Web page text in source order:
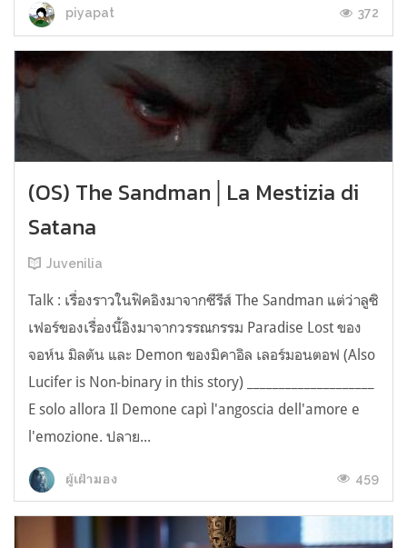
piyapat 372
(OS) The Sandman│La Mestizia di
Satana
Juvenilia
Talk : เรื่องราวในฟิคอิงมาจากซีรีส์ The Sandman แต่ว่าลูซิ
เฟอร์ของเรื่องนี้อิงมาจากวรรณกรรม Paradise Lost ของ
จอห์น มิลตัน และ Demon ของมิคาอิล เลอร์มอนตอฟ (Also
Lucifer is Non-binary in this story) ____________________
E solo allora Il Demone capì l'angoscia dell'amore e
l'emozione. ปลาย...
ผู้เฝ้ามอง 459